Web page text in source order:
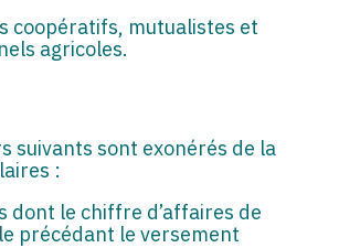
coopératifs, mutualistes et
agricoles.
suivants sont exonérés de la
:
dont le chiffre d’affaires de
précédant le versement